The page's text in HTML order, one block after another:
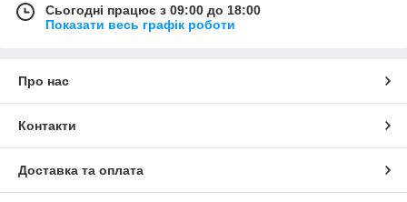
Сьогодні працює з 09:00 до 18:00
Показати весь графік роботи
Про нас
Контакти
Доставка та оплата